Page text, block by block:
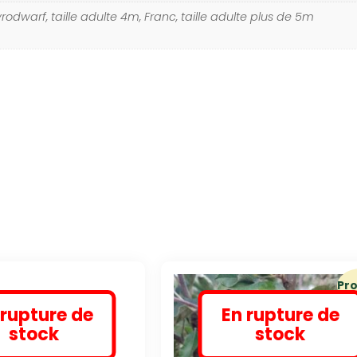
taille adulte 4m, Franc, taille adulte plus de 5m
de
stock
En rupture de
stock